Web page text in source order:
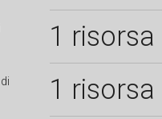
1 risorsa
di 1 risorsa